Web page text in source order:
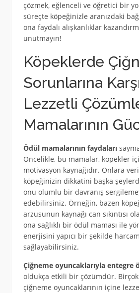
çözmek, eğlenceli ve öğretici bir
süreçte köpeğinizle aranızdaki
ona faydalı alışkanlıklar
unutmayın!
Köpeklerde
Sorunlarına
Lezzetli
Mamalarının
Ödül mamalarının faydaları
Öncelikle, bu mamalar, köpekler
motivasyon kaynağıdır. Onlara
köpeğinizin dikkatini başka
onu olumlu bir davranış
edebilirsiniz. Örneğin, bazen
arzusunun kaynağı can sıkıntısı
ona sağlıklı bir ödül maması ile
enerjisini yapıcı bir şekilde
sağlayabilirsiniz.
Çiğneme oyuncaklarıyla entegre
oldukça etkili bir çözümdür.
çiğneme oyuncaklarının içine